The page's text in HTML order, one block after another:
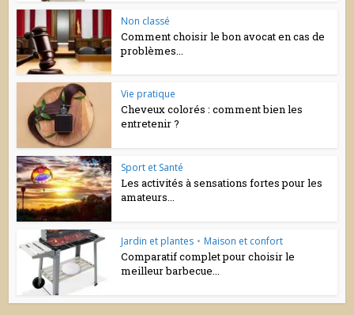
Non classé
Comment choisir le bon avocat en cas de
problèmes...
Vie pratique
Cheveux colorés : comment bien les
entretenir ?
Sport et Santé
Les activités à sensations fortes pour les
amateurs...
Jardin et plantes • Maison et confort
Comparatif complet pour choisir le
meilleur barbecue...